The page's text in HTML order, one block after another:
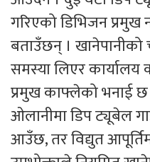
गरिएको डिभिजन प्रमुख
बताउँछन् ।
समस्या लिएर
प्रमुख काफ्लेको भनाई छ
ओलानीमा डिप ट्यूबेल
आउँछ, तर विद्युत